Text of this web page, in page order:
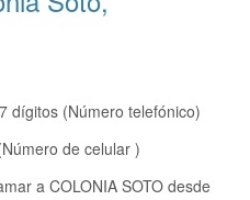
dígitos (Número telefónico)
de celular )
a COLONIA SOTO desde